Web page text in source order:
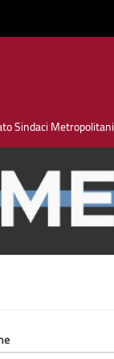
Sindaci Metropolitani